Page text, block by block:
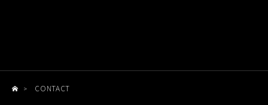
キュリティに万全の対策を講じています。
> CONTACT